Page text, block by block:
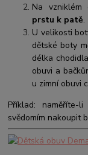
Na vzniklém
prstu k patě.
U velikosti
dětské boty
délka
obuvi a
u zimní obuvi
Příklad:
svědomím nakoupit